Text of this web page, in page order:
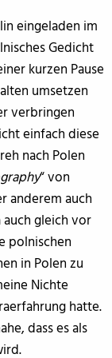
eingeladen im
Gedicht
kurzen Pause
umsetzen
verbringen
einfach diese
nach Polen
“ von
anderem auch
gleich vor
polnischen
in Polen zu
Nichte
hatte.
dass es als